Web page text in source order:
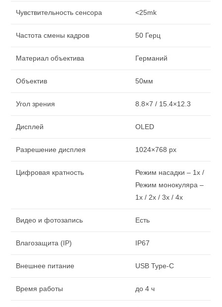
Чувствительность сенсора <25mk
Частота смены кадров 50 Герц
Материал объектива Германий
Объектив 50мм
Угол зрения 8.8×7 / 15.4×12.3
Дисплей OLED
Разрешение дисплея 1024×768 px
Цифровая кратность
Режим насадки – 1x /
Режим монокуляра –
1x / 2x / 3x / 4x
Видео и фотозапись Есть
Влагозащита (IP) IP67
Внешнее питание USB Type-C
Время работы до 4 ч